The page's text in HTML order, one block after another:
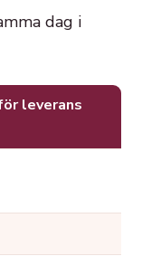
dag i
leverans